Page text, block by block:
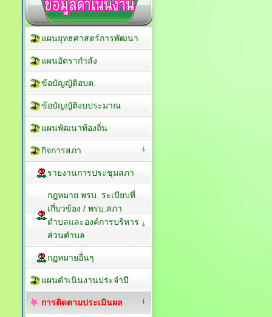
แผนยุทธศาสตร์การพัฒนา
แผนอัตรากำลัง
ข้อบัญญัติอบต.
ข้อบัญญัติงบประมาณ
แผนพัฒนาท้องถิ่น
กิจการสภา
รายงานการประชุมสภา
กฎหมาย พรบ. ระเบียบที่
เกี่บวข้อง / พรบ.สภา
ตำบลและองค์การบริหาร
ส่วนตำบล
กฏหมายอื่นๆ
แผนดำเนินงานประจำปี
การติดตามประเมินผล